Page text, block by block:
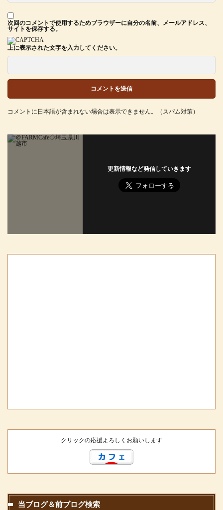
更新情報など発信していきます
次回のコメントで使用するためブラウザーに自分の名前、メールアドレス、
サイトを保存する。
上に表示された文字を入力してください。
コメントに日本語が含まれない場合は表示できません。（スパム対策）
クリックの応援よろしくお願いします
当ブログ＆前ブログ検索